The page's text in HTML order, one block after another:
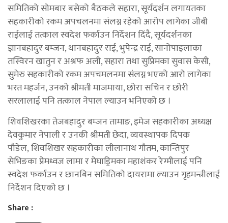
समितिको सोमबार बसेको बैठकले सहारा, सूर्यदर्शन लगायतका
सहकारीको रकम अपचलनमा संलग्न रहेको आरोप लागेका जीबी
राईलाई तत्काल स्वदेश फर्काउन निर्देशन दिंदै, सूर्यदर्शनका
ज्ञानबहादुर बम्जन, थानबहादुर राई, भुपेन्द्र राई, सानोपाइलाका
तस्विरन खातुन र अश्रफ अली, सहारा तथा सुप्रिमका सुवास केसी,
सुमेरु सहकारीको रकम अपचमलनमा संलग्न भएको आरो लागेका
भरत महर्जन, उनको श्रीमती माजमाया, छोरा सचिन र छोरी
सरलालाई पनि तत्काल नेपाल ल्याउन भनिएको छ ।
शिवशिखरका तेजबहादुर बम्जन तामाङ, इमेज सहकारीका अध्यक्ष
देवकुमार नेपाली र उनकी श्रीमती छेदा, व्यवस्थापक दिपक
पौडेल, शिवशिखर सहकारीका लीलानाथ गौतम, कान्तिपुर
सेभिङका प्रेमध्वज लामा र मेघाड्रिमका महाशंकर रेग्मीलाई पनि
स्वदेश फर्काउन र छानबिन समितिको दायरामा ल्याउन गृहमन्त्रीलाई
निर्देशन दिएको छ ।
Share :